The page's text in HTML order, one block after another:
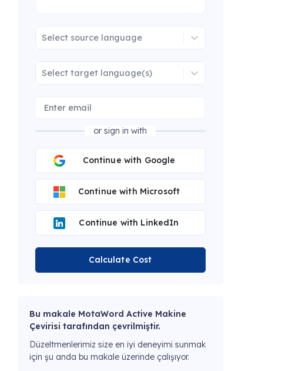
Select source language
Select target language(s)
or sign in with
Continue with Google
Continue with Microsoft
Continue with LinkedIn
Calculate Cost
Bu makale MotaWord Active Makine
Çevirisi tarafından çevrilmiştir.
Düzeltmenlerimiz size en iyi deneyimi sunmak
için şu anda bu makale üzerinde çalışıyor.